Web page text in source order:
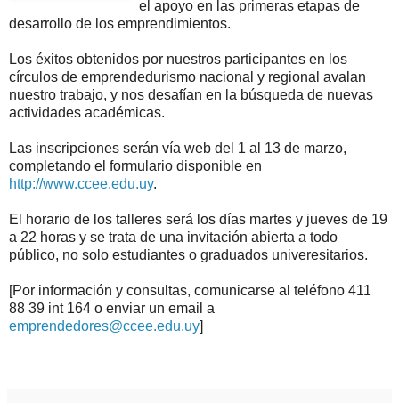
el apoyo en las primeras etapas de
desarrollo de los emprendimientos.
Los éxitos obtenidos por nuestros participantes en los
círculos de emprendedurismo nacional y regional avalan
nuestro trabajo, y nos desafían en la búsqueda de nuevas
actividades académicas.
Las inscripciones serán vía web del 1 al 13 de marzo,
completando el formulario disponible en
http://www.ccee.edu.uy.
El horario de los talleres será los días martes y jueves de 19
a 22 horas y se trata de una invitación abierta a todo
público, no solo estudiantes o graduados univeresitarios.
[Por información y consultas, comunicarse al teléfono 411
88 39 int 164 o enviar un email a
emprendedores@ccee.edu.uy]